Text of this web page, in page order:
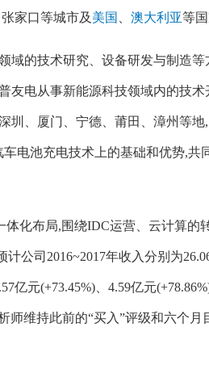
家口等城市及 美国 澳大利亚等
的技术研究、设备研发与制造等
友电从事新能源科技领域内的技术
圳、厦门、宁德、莆田、漳州等地
电池充电技术上的基础和优势,共
化布局,围绕IDC运营、云计算的
公司2016~2017年收入分别为26.06
亿元(+73.45%)、4.59亿元
师维持此前的“买入”评级和六个月